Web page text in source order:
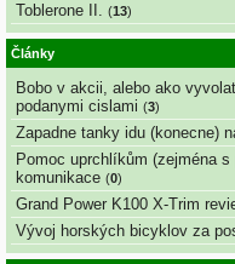
Toblerone II. (13)
Články
Bobo v akcii, alebo ako
podanymi cislami (3)
Zapadne tanky idu (konecne)
Pomoc uprchlíkům (zejména
komunikace (0)
Grand Power K100 X-Trim
Vývoj horských bicyklov za